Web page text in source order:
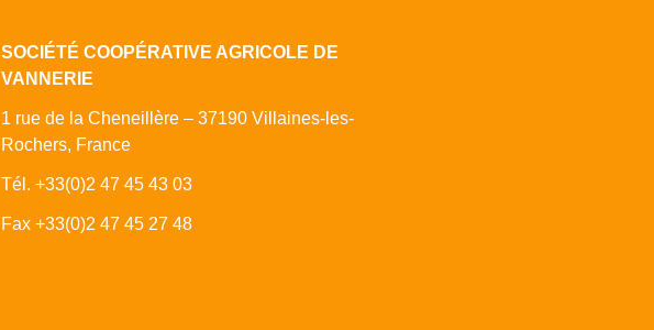
SOCIÉTÉ COOPÉRATIVE AGRICOLE DE
VANNERIE
1 rue de la Cheneillère – 37190 Villaines-les-
Rochers, France
Tél. +33(0)2 47 45 43 03
Fax +33(0)2 47 45 27 48